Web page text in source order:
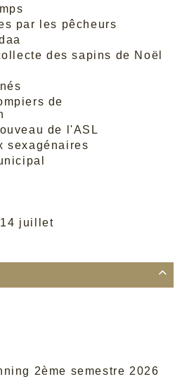
par les pêcheurs
des sapins de Noël
de
de l'ASL
sexagénaires
14 juillet

2ème semestre 2026